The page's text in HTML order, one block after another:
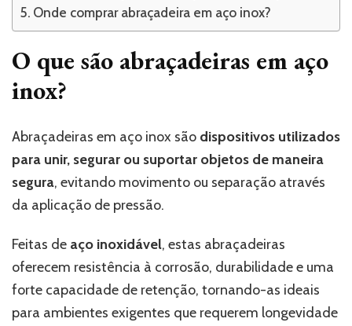
Onde comprar abraçadeira em aço inox?
O que são abraçadeiras em aço
inox?
Abraçadeiras em aço inox são dispositivos utilizados
para unir, segurar ou suportar objetos de maneira
segura, evitando movimento ou separação através
da aplicação de pressão.
Feitas de aço inoxidável, estas abraçadeiras
oferecem resistência à corrosão, durabilidade e uma
forte capacidade de retenção, tornando-as ideais
para ambientes exigentes que requerem longevidade